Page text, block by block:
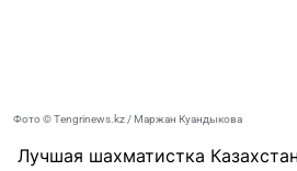
Фото © Tengrinews.kz / Маржан Куандыкова
Лучшая шахматистка